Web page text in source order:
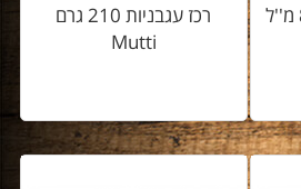
רוטב קארי הולנדי 850 מ''ל
רכז עגבניות 210 גרם
Mutti